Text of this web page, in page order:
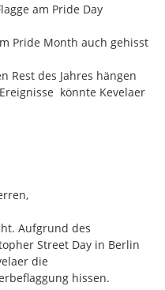
am Pride Day
Pride Month auch gehisst
Rest des Jahres hängen
könnte Kevelaer
Aufgrund des
Street Day in Berlin
die
hissen.